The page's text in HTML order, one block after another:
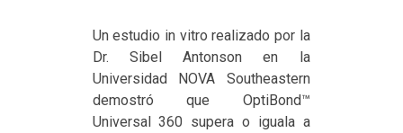
Un estudio in vitro realizado por la
Dr. Sibel Antonson en la
Universidad NOVA Southeastern
demostró que OptiBond™
Universal 360 supera o iguala a